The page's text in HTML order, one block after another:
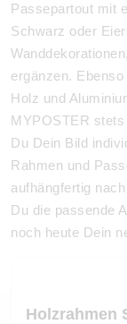
Passepartout mit
Schwarz oder
ergänzen.
Holz und
MYPOSTER
Du Dein Bild
Rahmen und
aufhängfertig
Du die passende
noch heute Dein
Holzrahmen